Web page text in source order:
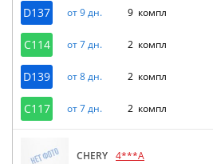
D137 от 9 дн. 9 компл
C114 от 7 дн. 2 компл
D139 от 8 дн. 2 компл
C117 от 7 дн. 2 компл
CHERY 4***A